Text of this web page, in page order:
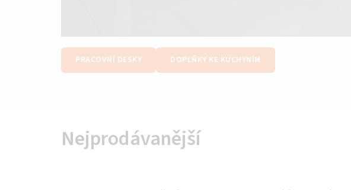
PRACOVNÍ DESKY DOPLŇKY KE KUCHYNÍM
Nejprodávanější